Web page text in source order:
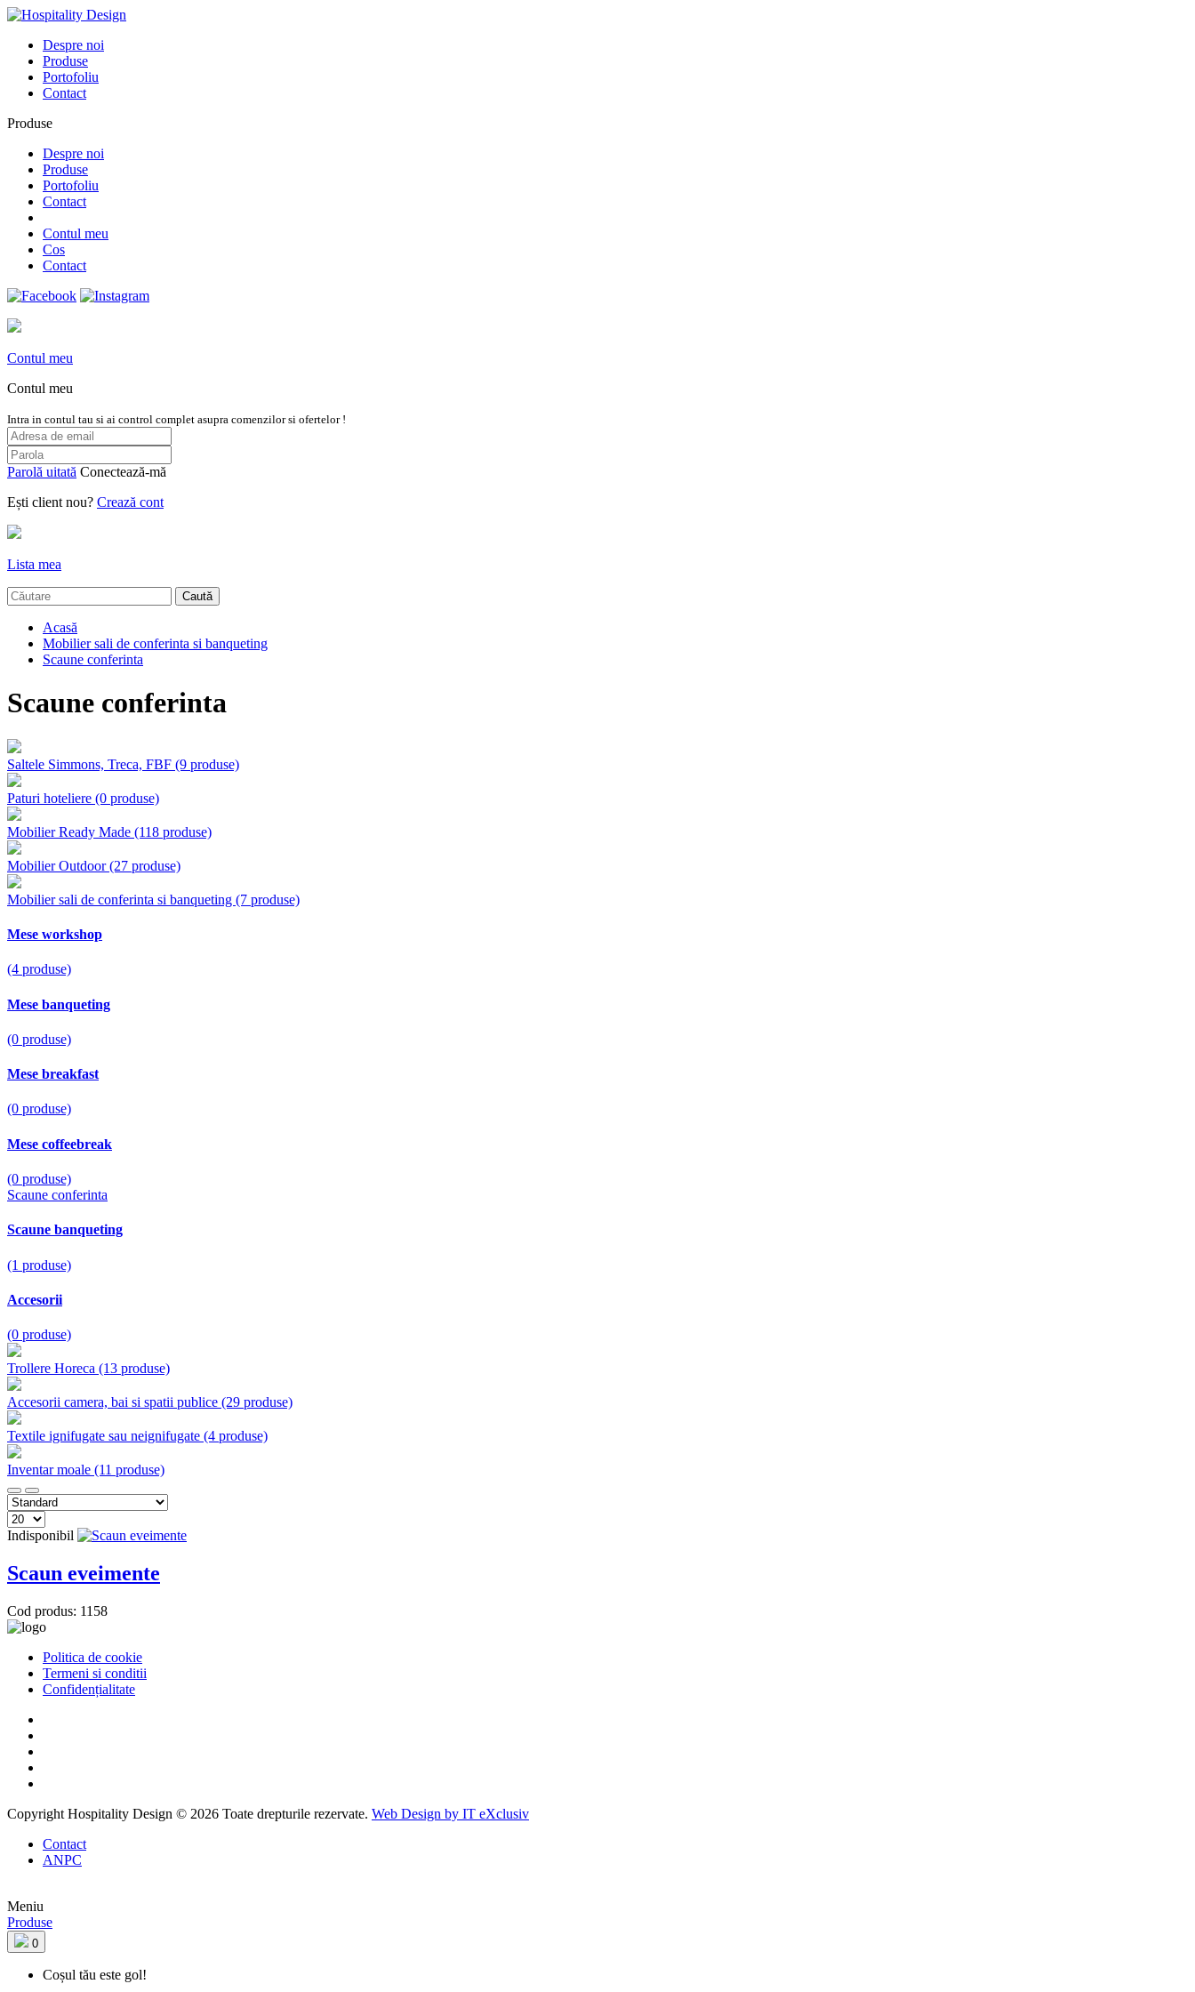
Despre noi
Produse
Portofoliu
Contact
Produse
Despre noi
Produse
Portofoliu
Contact
Contul meu
Cos
Contact
Contul meu
Contul meu
Intra in contul tau si ai control complet asupra comenzilor si ofertelor !
Parolă uitată Conectează-mă
Ești client nou? Crează cont
Lista mea
Caută
Acasă
Mobilier sali de conferinta si banqueting
Scaune conferinta
Scaune conferinta
Saltele Simmons, Treca, FBF (9 produse)
Paturi hoteliere (0 produse)
Mobilier Ready Made (118 produse)
Mobilier Outdoor(27 produse)
Mobilier sali de conferinta si banqueting (7 produse)
Mese workshop
(4 produse)
Mese banqueting
(0 produse)
Mese breakfast
(0 produse)
Mese coffeebreak
(0 produse)
Scaune conferinta
Scaune banqueting
(1 produse)
Accesorii
(0 produse)
Trollere Horeca (13 produse)
Accesorii camera, bai si spatii publice (29 produse)
Textile ignifugate sau neignifugate (4 produse)
Inventar moale (11 produse)
Indisponibil
Scaun eveimente
Cod produs: 1158
Politica de cookie
Termeni si conditii
Confidențialitate
Copyright Hospitality Design © 2026 Toate drepturile rezervate. Web Design by IT eXclusiv
Contact
ANPC
Meniu
Produse
0
Coșul tău este gol!